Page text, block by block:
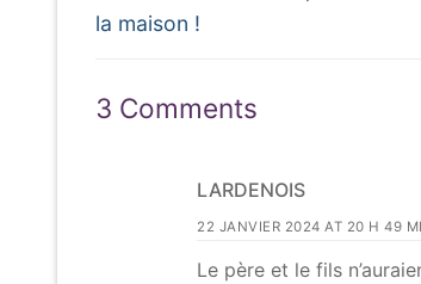
post:
la maison !
3 Comments
LARDENOIS
22 JANVIER 2024 AT 20 H 49
Le père et le fils